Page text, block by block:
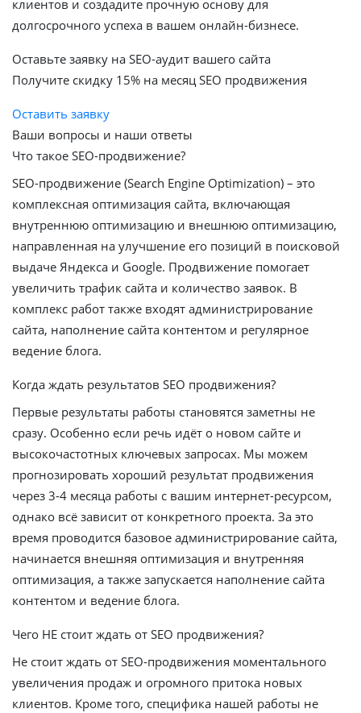
клиентов и создадите прочную основу для
долгосрочного успеха в вашем онлайн-бизнесе.
Оставьте заявку на SEO-аудит вашего сайта
Получите скидку 15% на месяц SEO продвижения
Оставить заявку
Ваши вопросы и наши ответы
Что такое SEO-продвижение?
SEO-продвижение (Search Engine Optimization) – это
комплексная оптимизация сайта, включающая
внутреннюю оптимизацию и внешнюю оптимизацию,
направленная на улучшение его позиций в поисковой
выдаче Яндекса и Google. Продвижение помогает
увеличить трафик сайта и количество заявок. В
комплекс работ также входят администрирование
сайта, наполнение сайта контентом и регулярное
ведение блога.
Когда ждать результатов SEO продвижения?
Первые результаты работы становятся заметны не
сразу. Особенно если речь идёт о новом сайте и
высокочастотных ключевых запросах. Мы можем
прогнозировать хороший результат продвижения
через 3-4 месяца работы с вашим интернет-ресурсом,
однако всё зависит от конкретного проекта. За это
время проводится базовое администрирование сайта,
начинается внешняя оптимизация и внутренняя
оптимизация, а также запускается наполнение сайта
контентом и ведение блога.
Чего НЕ стоит ждать от SEO продвижения?
Не стоит ждать от SEO-продвижения моментального
увеличения продаж и огромного притока новых
клиентов. Кроме того, специфика нашей работы не